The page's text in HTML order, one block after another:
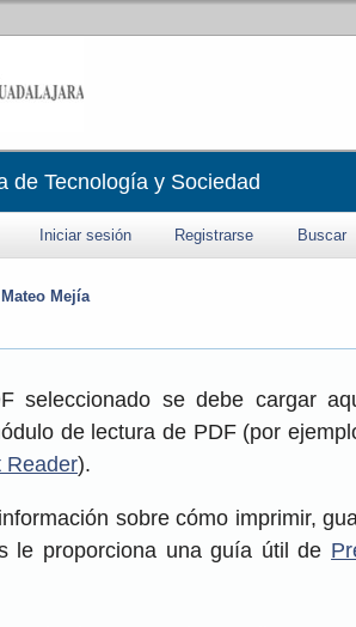
de Tecnología y Sociedad
Iniciar sesión Registrarse Buscar
Mateo Mejía
seleccionado se debe cargar
de lectura de PDF (por
Reader).
sobre cómo imprimir,
le proporciona una guía útil de